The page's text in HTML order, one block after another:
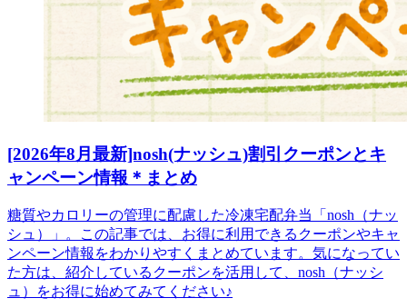
[2026年8月最新]nosh(ナッシュ)割引クーポンとキ
ャンペーン情報＊まとめ
糖質やカロリーの管理に配慮した冷凍宅配弁当「nosh（ナッ
シュ）」。この記事では、お得に利用できるクーポンやキャ
ンペーン情報をわかりやすくまとめています。気になってい
た方は、紹介しているクーポンを活用して、nosh（ナッシ
ュ）をお得に始めてみてください♪